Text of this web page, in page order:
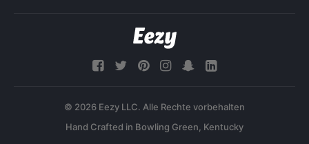
© 2026 Eezy LLC. Alle Rechte vorbehalten